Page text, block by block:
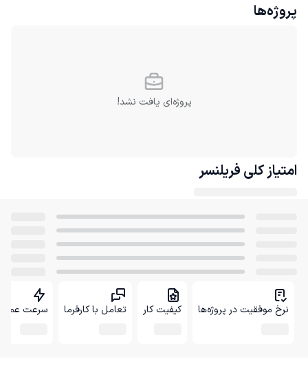
پروژه‌ها
پروژه‌ای یافت نشد!
امتیاز کلی فریلنسر
نرخ موفقیت در پروژه‌ها کیفیت کار تعامل با کارفرما سرعت عمل